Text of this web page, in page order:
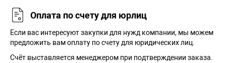
Оплата по счету для юрлиц
Если вас интересуют закупки для нужд компании, мы можем
предложить вам оплату по счету для юридических лиц.
Счёт выставляется менеджером при подтверждении заказа.